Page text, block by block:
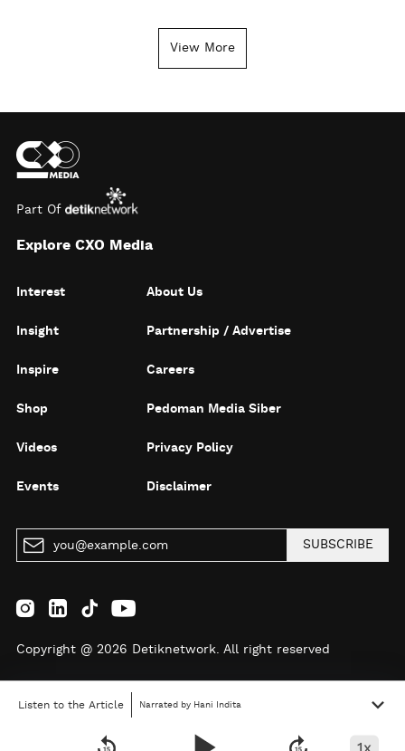
Listen to the Article Narrated by Hani Indita
View More
Part Of
Explore CXO Media
Interest
Insight
Inspire
Shop
Videos
Events
About Us
Partnership / Advertise
Careers
Pedoman Media Siber
Privacy Policy
Disclaimer
SUBSCRIBE
Copyright @ 2026 Detiknetwork. All right reserved